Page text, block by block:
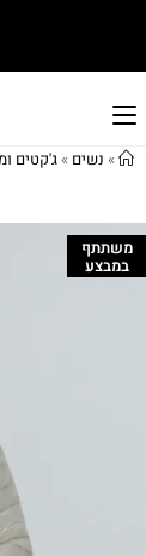
» נשים »ג'קטים
משתתף
במבצע